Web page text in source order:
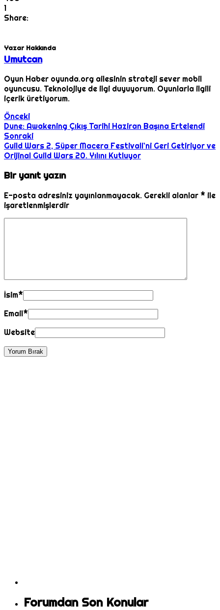
1
Share:
Yazar Hakkında
Umutcan
Oyun Haber oyunda.org ailesinin strateji sever mobil
oyuncusu. Teknolojiye de ilgi duyuyorum. Oyunlarla ilgili
içerik üretiyorum.
Önceki
Dune: Awakening Çıkış Tarihi Haziran Başına Ertelendi
Sonraki
Guild Wars 2, Süper Macera Festivali’ni Geri Getiriyor ve
Orijinal Guild Wars 20. Yılını Kutluyor
Bir yanıt yazın
E-posta adresiniz yayınlanmayacak. Gerekli alanlar * ile
işaretlenmişlerdir
İsim*
Email*
Website
Forumdan Son Konular